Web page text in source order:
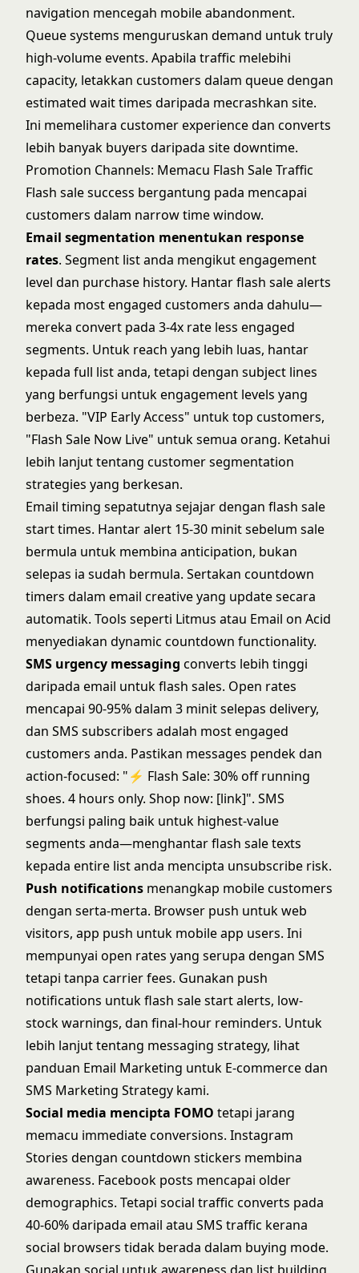
navigation mencegah mobile abandonment.
Queue systems menguruskan demand untuk truly
high-volume events. Apabila traffic melebihi
capacity, letakkan customers dalam queue dengan
estimated wait times daripada mecrashkan site.
Ini memelihara customer experience dan converts
lebih banyak buyers daripada site downtime.
Promotion Channels: Memacu Flash Sale Traffic
Flash sale success bergantung pada mencapai
customers dalam narrow time window.
Email segmentation menentukan response
rates. Segment list anda mengikut engagement
level dan purchase history. Hantar flash sale alerts
kepada most engaged customers anda dahulu—
mereka convert pada 3-4x rate less engaged
segments. Untuk reach yang lebih luas, hantar
kepada full list anda, tetapi dengan subject lines
yang berfungsi untuk engagement levels yang
berbeza. "VIP Early Access" untuk top customers,
"Flash Sale Now Live" untuk semua orang. Ketahui
lebih lanjut tentang customer segmentation
strategies yang berkesan.
Email timing sepatutnya sejajar dengan flash sale
start times. Hantar alert 15-30 minit sebelum sale
bermula untuk membina anticipation, bukan
selepas ia sudah bermula. Sertakan countdown
timers dalam email creative yang update secara
automatik. Tools seperti Litmus atau Email on Acid
menyediakan dynamic countdown functionality.
SMS urgency messaging converts lebih tinggi
daripada email untuk flash sales. Open rates
mencapai 90-95% dalam 3 minit selepas delivery,
dan SMS subscribers adalah most engaged
customers anda. Pastikan messages pendek dan
action-focused: "⚡️ Flash Sale: 30% off running
shoes. 4 hours only. Shop now: [link]". SMS
berfungsi paling baik untuk highest-value
segments anda—menghantar flash sale texts
kepada entire list anda mencipta unsubscribe risk.
Push notifications menangkap mobile customers
dengan serta-merta. Browser push untuk web
visitors, app push untuk mobile app users. Ini
mempunyai open rates yang serupa dengan SMS
tetapi tanpa carrier fees. Gunakan push
notifications untuk flash sale start alerts, low-
stock warnings, dan final-hour reminders. Untuk
lebih lanjut tentang messaging strategy, lihat
panduan Email Marketing untuk E-commercedan
SMS Marketing Strategy kami.
Social media mencipta FOMO tetapi jarang
memacu immediate conversions. Instagram
Stories dengan countdown stickers membina
awareness. Facebook posts mencapai older
demographics. Tetapi social traffic converts pada
40-60% daripada email atau SMS traffic kerana
social browsers tidak berada dalam buying mode.